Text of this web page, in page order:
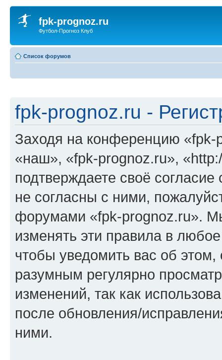
fpk-prognoz.ru
Футбол-Прогноз Клуб
Список форумов
fpk-prognoz.ru -
Заходя на конференцию
«наш», «fpk-prognoz.ru»,
подтверждаете своё
не согласны с ними,
форумами «fpk-prognoz.ru».
изменять эти правила в
чтобы уведомить вас об
разумным регулярно
изменений, так как
после обновления/
ними.